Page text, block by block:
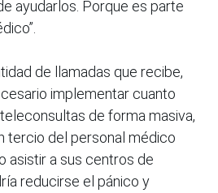
ayudarlos. Porque es parte
de llamadas que recibe,
implementar cuanto
de forma masiva,
tercio del personal médico
asistir a sus centros de
reducirse el pánico y